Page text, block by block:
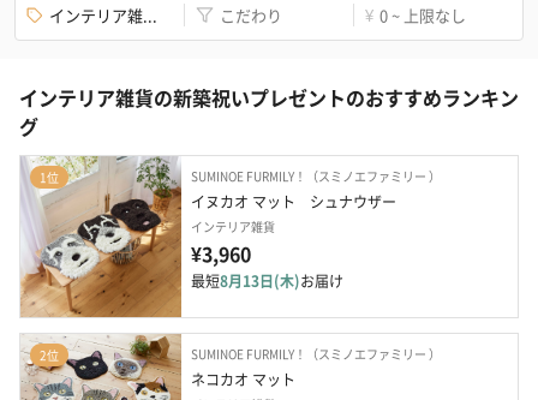
インテリア雑... こだわり ¥ 0 ~ 上限なし
インテリア雑貨の新築祝いプレゼントのおすすめランキン
グ
1位 SUMINOE FURMILY！（スミノエファミリー ）
イヌカオ マット　シュナウザー
インテリア雑貨
¥3,960
最短8月13日(木)お届け
2位 SUMINOE FURMILY！（スミノエファミリー ）
ネコカオ マット